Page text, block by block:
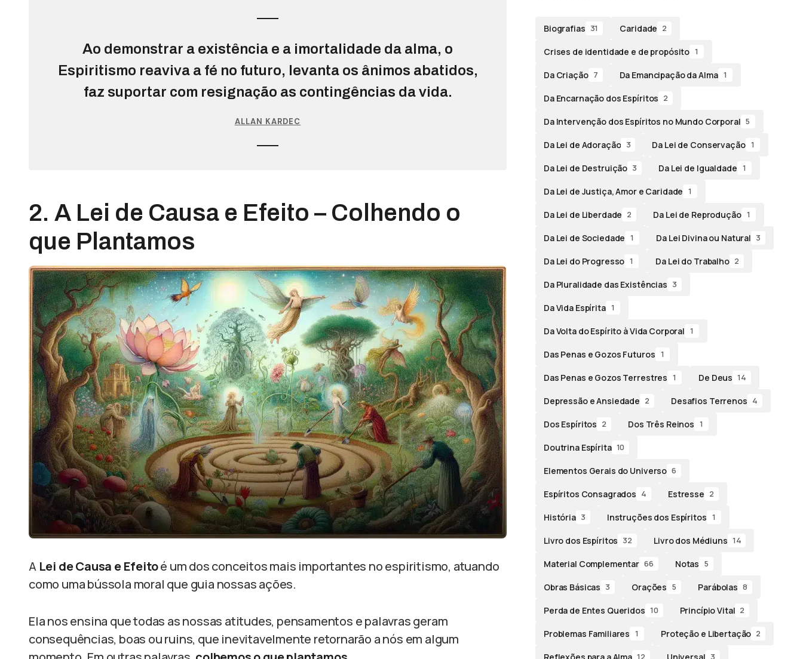
Ao demonstrar a existência e a imortalidade da alma, o
Espiritismo reaviva a fé no futuro, levanta os ânimos abatidos,
faz suportar com resignação as contingências da vida.
ALLAN KARDEC
2. A Lei de Causa e Efeito – Colhendo o
que Plantamos
A Lei de Causa e Efeitoé um dos conceitos mais importantes no espiritismo, atuando
como uma bússola moral que guia nossas ações.
Ela nos ensina que todas as nossas atitudes, pensamentos e palavras geram
consequências, boas ou ruins, que inevitavelmente retornarão a nós em algum
Biografias 31 Caridade 2
Crises de identidade e de propósito 1
Da Criação 7 Da Emancipação da Alma 1
Da Encarnação dos Espíritos 2
Da Intervenção dos Espíritos no Mundo Corporal 5
Da Lei de Adoração 3 Da Lei de Conservação 1
Da Lei de Destruição 3 Da Lei de Igualdade 1
Da Lei de Justiça, Amor e Caridade 1
Da Lei de Liberdade 2 Da Lei de Reprodução 1
Da Lei de Sociedade 1 Da Lei Divina ou Natural 3
Da Lei do Progresso 1 Da Lei do Trabalho 2
Da Pluralidade das Existências 3
Da Vida Espírita 1
Da Volta do Espírito à Vida Corporal 1
Das Penas e Gozos Futuros 1
Das Penas e Gozos Terrestres 1 De Deus 14
Depressão e Ansiedade 2 Desafios Terrenos 4
Dos Espíritos 2 Dos Três Reinos 1
Doutrina Espírita 10
Elementos Gerais do Universo 6
Espíritos Consagrados 4 Estresse 2
História 3 Instruções dos Espíritos 1
Livro dos Espíritos 32 Livro dos Médiuns 14
Material Complementar 66 Notas 5
Obras Básicas 3 Orações 5 Parábolas 8
Perda de Entes Queridos 10 Princípio Vital 2
Problemas Familiares 1 Proteção e Libertação 2
Reflexões para a Alma 12 Universal 3